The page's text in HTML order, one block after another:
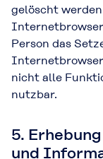
gelöscht
Person das
nicht alle
nutzbar.
5.
und